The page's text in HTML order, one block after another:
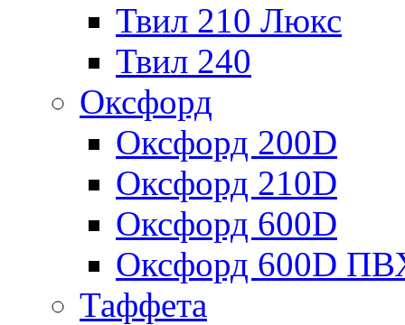
Твил 210 Люкс
Твил 240
Оксфорд
Оксфорд 200D
Оксфорд 210D
Оксфорд 600D
Оксфорд 600D
Таффета